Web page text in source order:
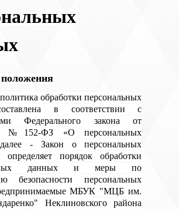
обработки персональных
в соответствии с
Федерального закона от
№152-ФЗ «О персональных
- Закон о персональных
порядок обработки
данных и меры по
безопасности персональных
МБУК "МЦБ им.
Неклиновского района